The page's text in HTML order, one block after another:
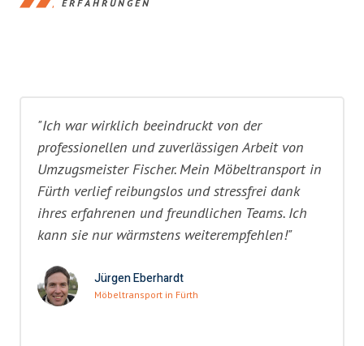
ERFAHRUNGEN
"Ich war wirklich beeindruckt von der
professionellen und zuverlässigen Arbeit von
Umzugsmeister Fischer. Mein Möbeltransport in
Fürth verlief reibungslos und stressfrei dank
ihres erfahrenen und freundlichen Teams. Ich
kann sie nur wärmstens weiterempfehlen!"
Jürgen Eberhardt
Möbeltransport in Fürth